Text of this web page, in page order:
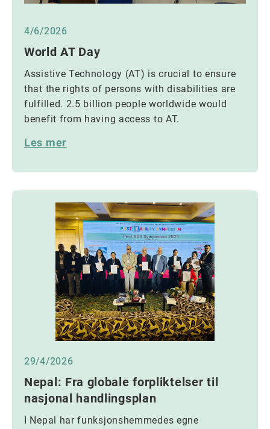
4/6/2026
World AT Day
Assistive Technology (AT) is crucial to ensure
that the rights of persons with disabilities are
fulfilled. 2.5 billion people worldwide would
benefit from having access to AT.
Les mer
29/4/2026
Nepal: Fra globale forpliktelser til
nasjonal handlingsplan
I Nepal har funksjonshemmedes egne